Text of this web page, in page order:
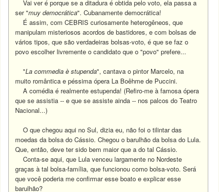
Vai ver é porque se a ditadura é obtida pelo voto, ela passa a
ser "muy democrática".Cubanamente democrática!
É assim, com CEBRIS curiosamente heterogêneos, que
manipulam misteriosos acordos de bastidores, e com bolsas de
vários tipos, que são verdadeiras bolsas-voto, é que se faz o
povo escolher livremente o candidato que o "povo" prefere...
"La commedia è stupenda", cantava o pintor Marcelo, na
muito romântica e péssima ópera La Boêhme de Puccini.
A comédia é realmente estupenda! (Refiro-me à famosa ópera
que se assistia -- e que se assiste ainda -- nos palcos do Teatro
Nacional...)
O que chegou aqui no Sul, dizia eu, não foi o tilintar das
moedas da bolsa do Cássio. Chegou o barulhão da bolsa do Lula.
Que, então, deve ter sido bem maior que a do tal Cássio.
Conta-se aqui, que Lula venceu largamente no Nordeste
graças à tal bolsa-família, que funcionou como bolsa-voto.Será
que você poderia me confirmar esse boato e explicar esse
barulhão?